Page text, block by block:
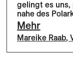
gelingt es uns,
nahe des
Mehr
Mareike Raab,